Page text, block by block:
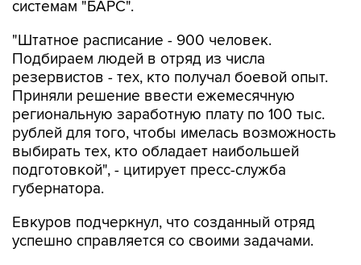
системам "БАРС".
"Штатное расписание - 900 человек.
Подбираем людей в отряд из числа
резервистов - тех, кто получал боевой опыт.
Приняли решение ввести ежемесячную
региональную заработную плату по 100 тыс.
рублей для того, чтобы имелась возможность
выбирать тех, кто обладает наибольшей
подготовкой", - цитирует пресс-служба
губернатора.
Евкуров подчеркнул, что созданный отряд
успешно справляется со своими задачами.